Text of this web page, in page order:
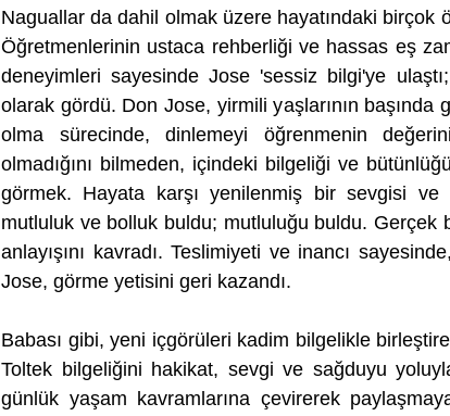
Naguallar da dahil olmak üzere hayatındaki birçok
Öğretmenlerinin ustaca rehberliği ve hassas eş
deneyimleri sayesinde Jose 'sessiz bilgi'ye
olarak gördü. Don Jose, yirmili yaşlarının başında
olma sürecinde, dinlemeyi öğrenmenin
olmadığını bilmeden, içindeki bilgeliği ve
görmek. Hayata karşı yenilenmiş bir sevgisi ve
mutluluk ve bolluk buldu; mutluluğu buldu. Gerçek
anlayışını kavradı. Teslimiyeti ve inancı
Jose, görme yetisini geri kazandı.
Babası gibi, yeni içgörüleri kadim bilgelikle
Toltek bilgeliğini hakikat, sevgi ve sağduyu
günlük yaşam kavramlarına çevirerek